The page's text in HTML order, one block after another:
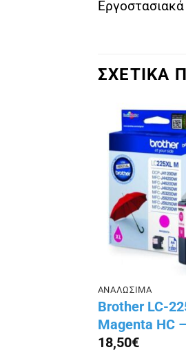
ΣΧΕΤΙΚΑ
ΑΝΑΛΩΣΙΜΑ
Brother LC-
Magenta HC
18,50€